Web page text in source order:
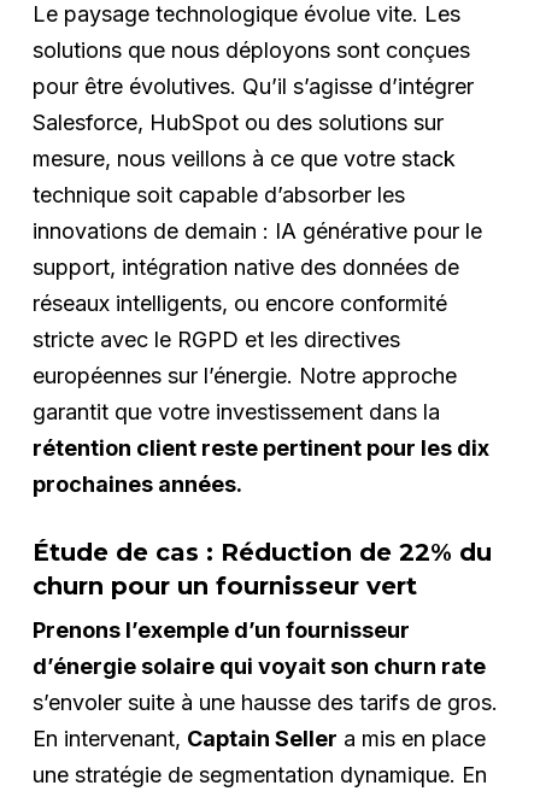
Le paysage technologique évolue vite. Les
solutions que nous déployons sont conçues
pour être évolutives. Qu’il s’agisse d’intégrer
Salesforce, HubSpot ou des solutions sur
mesure, nous veillons à ce que votre stack
technique soit capable d’absorber les
innovations de demain : IA générative pour le
support, intégration native des données de
réseaux intelligents, ou encore conformité
stricte avec le RGPD et les directives
européennes sur l’énergie. Notre approche
garantit que votre investissement dans la
rétention client reste pertinent pour les dix
prochaines années.
Étude de cas : Réduction de 22% du
churn pour un fournisseur vert
Prenons l’exemple d’un fournisseur
d’énergie solaire qui voyait son churn rate
s’envoler suite à une hausse des tarifs de gros.
En intervenant, Captain Seller a mis en place
une stratégie de segmentation dynamique. En